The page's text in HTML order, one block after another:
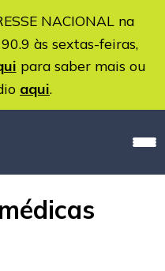
NACIONAL na
às sextas-feiras,
para saber mais ou
aqui.